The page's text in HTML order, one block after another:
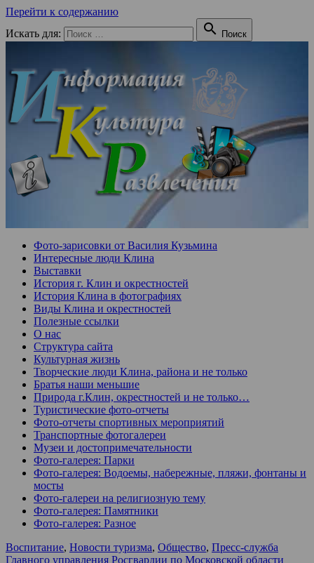
Перейти к содержанию
Искать для:
 Поиск
Фото-зарисовки от Василия Кузьмина
Интересные люди Клина
Выставки
История г. Клин и окрестностей
История Клина в фотографиях
Виды Клина и окрестностей
Полезные ссылки
О нас
Структура сайта
Культурная жизнь
Творческие люди Клина, района и не только
Братья наши меньшие
Природа г.Клин, окрестностей и не только…
Туристические фото-отчеты
Фото-отчеты спортивных мероприятий
Транспортные фотогалереи
Музеи и достопримечательности
Фото-галерея: Парки
Фото-галерея: Водоемы, набережные, пляжи, фонтаны и
мосты
Фото-галереи на религиозную тему
Фото-галерея: Памятники
Фото-галерея: Разное
Воспитание, Новости туризма, Общество, Пресс-служба
Главного управления Росгвардии по Московской области